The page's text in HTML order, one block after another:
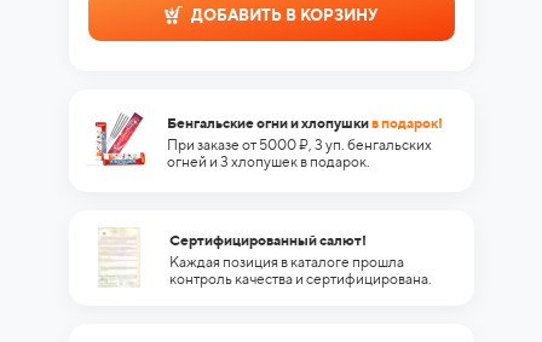
ДОБАВИТЬ В КОРЗИНУ
Бенгальские огни и хлопушкив подарок!
При заказе от 5000 ₽, 3 уп. бенгальских
огней и 3 хлопушек в подарок.
Сертифицированный салют!
Каждая позиция в каталоге прошла
контроль качества и сертифицирована.